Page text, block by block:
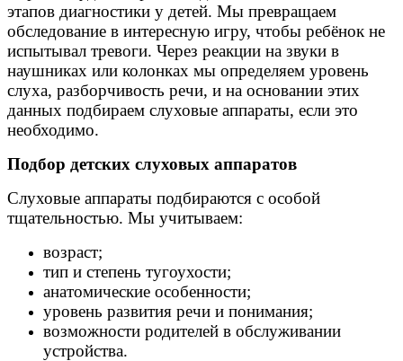
этапов диагностики у детей. Мы превращаем
обследование в интересную игру, чтобы ребёнок не
испытывал тревоги. Через реакции на звуки в
наушниках или колонках мы определяем уровень
слуха, разборчивость речи, и на основании этих
данных подбираем слуховые аппараты, если это
необходимо.
Подбор детских слуховых аппаратов
Слуховые аппараты подбираются с особой
тщательностью. Мы учитываем:
возраст;
тип и степень тугоухости;
анатомические особенности;
уровень развития речи и понимания;
возможности родителей в обслуживании
устройства.